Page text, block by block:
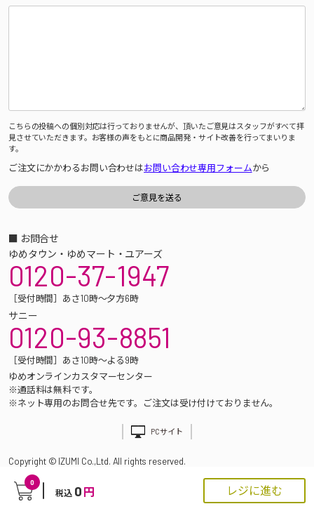
0
税込 0 円 レジに進む
こちらの投稿への個別対応は行っておりませんが、頂いたご意見はスタッフがすべて拝
見させていただきます。お客様の声をもとに商品開発・サイト改善を行ってまいりま
す。
ご注文にかかわるお問い合わせはお問い合わせ専用フォームから
■ お問合せ
ゆめタウン・ゆめマート・ユアーズ
0120-37-1947
［受付時間］あさ10時～夕方6時
サニー
0120-93-8851
［受付時間］あさ10時～よる9時
ゆめオンラインカスタマーセンター
※通話料は無料です。
※ネット専用のお問合せ先です。ご注文は受け付けておりません。
PCサイト
Copyright © IZUMI Co.,Ltd. All rights reserved.